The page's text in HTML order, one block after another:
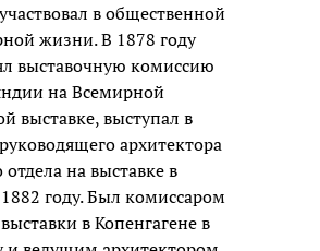
в общественной
жизни. В 1878 году
выставочную комиссию
на Всемирной
выставке, выступал в
архитектора
на выставке в
году. Был комиссаром
в Копенгагене в